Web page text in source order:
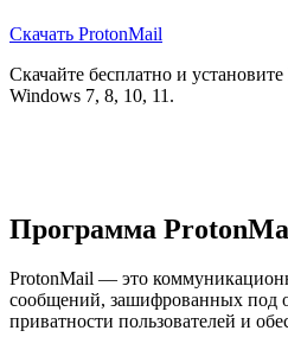
Скачать ProtonMail
Скачайте бесплатно и
Windows 7, 8, 10, 11.
Программа
ProtonMail — это
сообщений, зашифрованных под
приватности пользователей и